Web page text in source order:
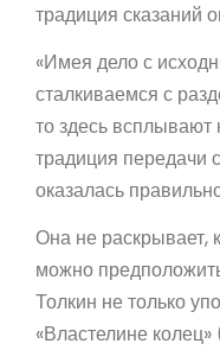
традиция сказаний
«Имея дело с
сталкиваемся с
то здесь всплывают
традиция передачи
оказалась
Она не раскрывает,
можно
Толкин не только
«Властелине